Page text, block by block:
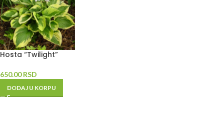
Hosta “Twilight”
650.00RSD
DODAJ U KORPU